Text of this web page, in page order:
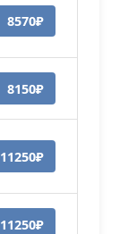
8570₽
8150₽
11250₽
11250₽